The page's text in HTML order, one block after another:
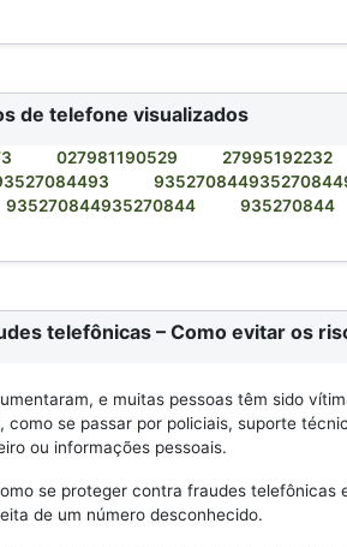
de telefone visualizados
027981190529
27995192232
935270844935270844 935270844
telefônicas – Como evitar os
e muitas pessoas têm sido
se passar por policiais, suporte
ou informações pessoais.
se proteger contra fraudes telefônicas
de um número desconhecido.